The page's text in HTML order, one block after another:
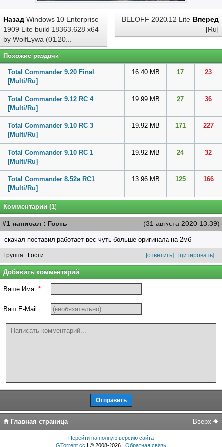
Назад Windows 10 Enterprise
1909 Lite build 18363.628 x64
by WolfEywa (01.20...
Вперед
BELOFF 2020.12 Lite
[Ru]
Похожие раздачи
Total Commander 9.20 Final
[Multi/Ru]
16.40 MB 17 23
Total Commander 9.12 RC 4
[Multi/Ru]
19.99 MB 27 36
Total Commander 9.10 RC 3
[Multi/Ru]
19.92 MB 171 227
Total Commander 9.10 RC 1
[Multi/Ru]
19.92 MB 24 32
Total Commander 8.52a RC1
[Multi/Ru]
13.96 MB 125 166
Комментарии (1)
(31 августа 2020 13:39)
#1 написал : Гость
скачал поставил работает вес чуть больше оригинала на 2мб
Группа : Гости [ответить] [цитировать]
Добавить комментарий
Ваше Имя: *
Ваш E-Mail:
Вверх
Главная страница
Перейти на полную версию сайта
GTorrent.cc | © 2008-2026 | Обратная связь